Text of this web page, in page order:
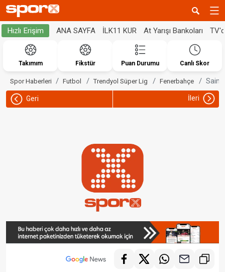
Hızlı Erişim ANA SAYFA İLK11 KUR At Yarışı Bankoları
Takımım Fikstür Puan Durumu Canlı Skor
Spor Haberleri Futbol Trendyol Süper Lig Fenerbahçe
Geri İleri